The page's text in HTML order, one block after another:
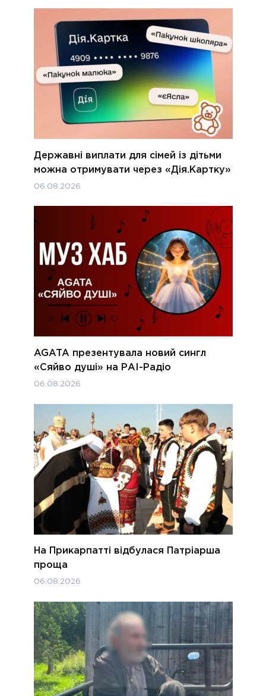
Державні виплати для сімей із дітьми
можна отримувати через «Дія.Картку»
06.08.2026
AGATA презентувала новий сингл
«Сяйво душі» на РАІ-Радіо
06.08.2026
На Прикарпатті відбулася Патріарша
проща
06.08.2026